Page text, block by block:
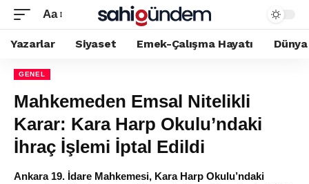
Aa
Yazarlar Siyaset Emek-Çalışma Hayatı Dünya
GENEL
Mahkemeden Emsal Nitelikli
Karar: Kara Harp Okulu’ndaki
İhraç İşlemi İptal Edildi
Ankara 19. İdare Mahkemesi, Kara Harp Okulu’ndaki